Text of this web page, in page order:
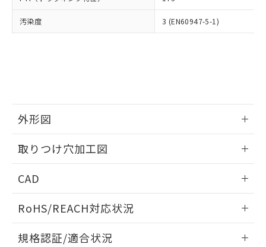
汚染度 3 (EN60947-5-1)
外形図
取りつけ穴加工図
CAD
ドすることができます。
RoHS/REACH対応状況
規格認証/適合状況
お客様が当ウェブサイト上で当社にご
登録された部品リストについて、当社
および当社の共同利用者が、当社の製
※3 非含有証明書ダウンロード
※本証明書は発行日時点で非含有を証明す
るもので、過去に遡って非含有を証明する
また、RoHS指令のフタル酸エステル類４
物質の対応では、対応完了までの期間は出
荷製品に未対応品が混在することから備考
既に当社にて対応品への在庫切替を完了
していることから、特段のことがない限
り、2022年1月12日より割愛しておりま
い合わせください。